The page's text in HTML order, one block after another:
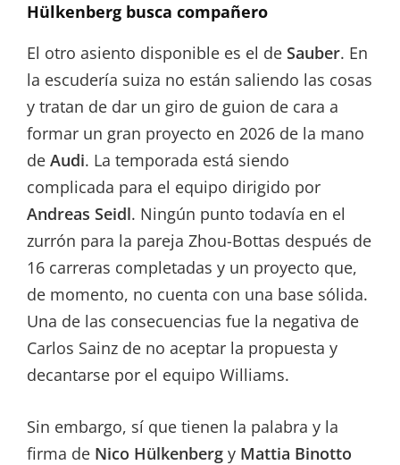
Hülkenberg busca compañero
El otro asiento disponible es el de Sauber. En
la escudería suiza no están saliendo las cosas
y tratan de dar un giro de guion de cara a
formar un gran proyecto en 2026 de la mano
de Audi. La temporada está siendo
complicada para el equipo dirigido por
Andreas Seidl. Ningún punto todavía en el
zurrón para la pareja Zhou-Bottas después de
16 carreras completadas y un proyecto que,
de momento, no cuenta con una base sólida.
Una de las consecuencias fue la negativa de
Carlos Sainz de no aceptar la propuesta y
decantarse por el equipo Williams.
Sin embargo, sí que tienen la palabra y la
firma de Nico Hülkenberg y Mattia Binotto